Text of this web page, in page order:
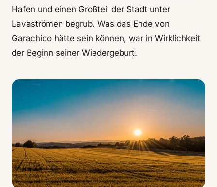
Hafen und einen Großteil der Stadt unter
Lavaströmen begrub. Was das Ende von
Garachico hätte sein können, war in Wirklichkeit
der Beginn seiner Wiedergeburt.